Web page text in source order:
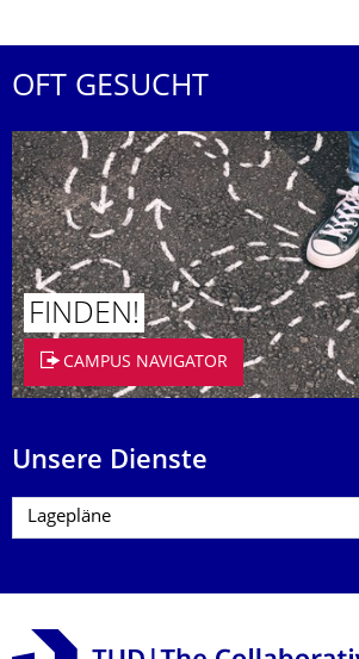
OFT GESUCHT
FINDEN!
CAMPUS NAVIGATOR
Unsere Dienste